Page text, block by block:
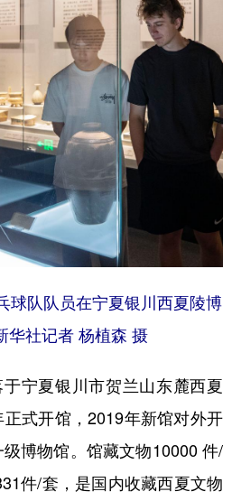
球队队员在宁夏银川西夏陵博
华社记者 杨植森 摄
宁夏银川市贺兰山东麓西夏
式开馆，2019年新馆对外开
博物馆。馆藏文物10000 件/
件/套，是国内收藏西夏文物